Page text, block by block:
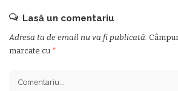
Lasă un comentariu
Adresa ta de email nu va fi publicată.
marcate cu *